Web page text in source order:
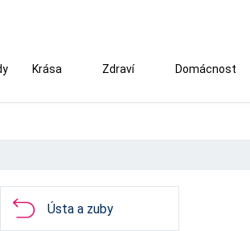
Krása Zdraví Domácnost
Ústa a zuby